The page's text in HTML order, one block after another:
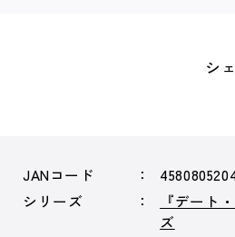
シ
JANコード
シリーズ
『デート
ズ